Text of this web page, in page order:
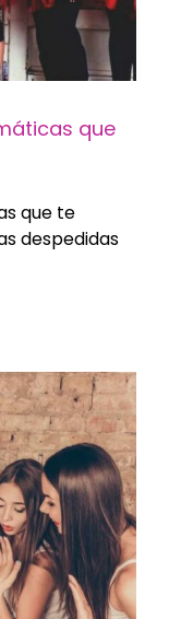
que
que te
despedidas